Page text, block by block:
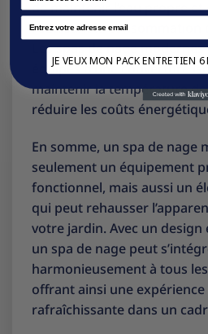
de maintenir l’eau propre
réduisant la consommation
Les spas de nage
équipés d’une couverture
maintenir la température de
réduire les coûts
En somme, un spa de nage
seulement un équipement
fonctionnel, mais aussi un
qui peut rehausser
votre jardin. Avec un
un spa de nage peut
harmonieusement à tous
offrant ainsi une
rafraîchissante dans un
Email
JE VEUX MON PACK ENTRETIEN